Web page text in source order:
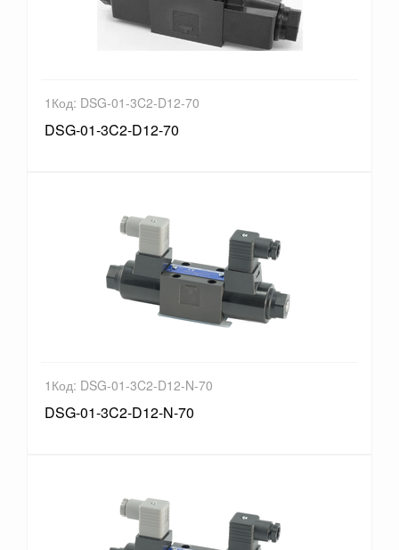
1Код: DSG-01-3C2-D12-70
DSG-01-3C2-D12-70
1Код: DSG-01-3C2-D12-N-70
DSG-01-3C2-D12-N-70